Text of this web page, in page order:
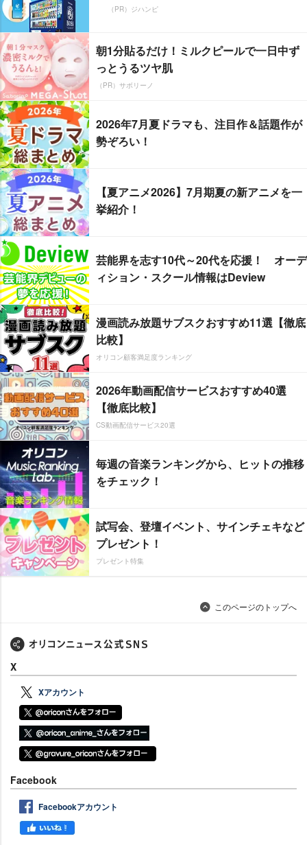
（PR）ジハンピ
朝1分貼るだけ！ミルクピールで一日中ず
っとうるツヤ肌
（PR）サボリーノ
2026年7月夏ドラマも、注目作＆話題作が
勢ぞろい！
【夏アニメ2026】7月期夏の新アニメを一
挙紹介！
芸能界を志す10代～20代を応援！ オーデ
ィション・スクール情報はDeview
漫画読み放題サブスクおすすめ11選【徹底
比較】
オリコン顧客満足度ランキング
2026年動画配信サービスおすすめ40選
【徹底比較】
CS動画配信サービス20選
毎週の音楽ランキングから、ヒットの推移
をチェック！
試写会、登壇イベント、サインチェキなど
プレゼント！
プレゼント特集
このページのトップへ
X
Xアカウント
Facebook
Facebookアカウント